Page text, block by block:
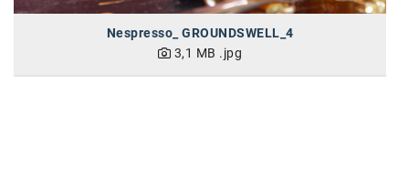
Nespresso_ GROUNDSWELL_4
3,1 MB .jpg